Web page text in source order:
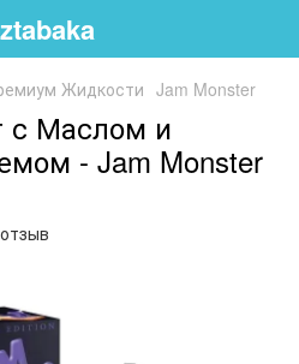
Жидкости Jam Monster
с Маслом и
- Jam Monster